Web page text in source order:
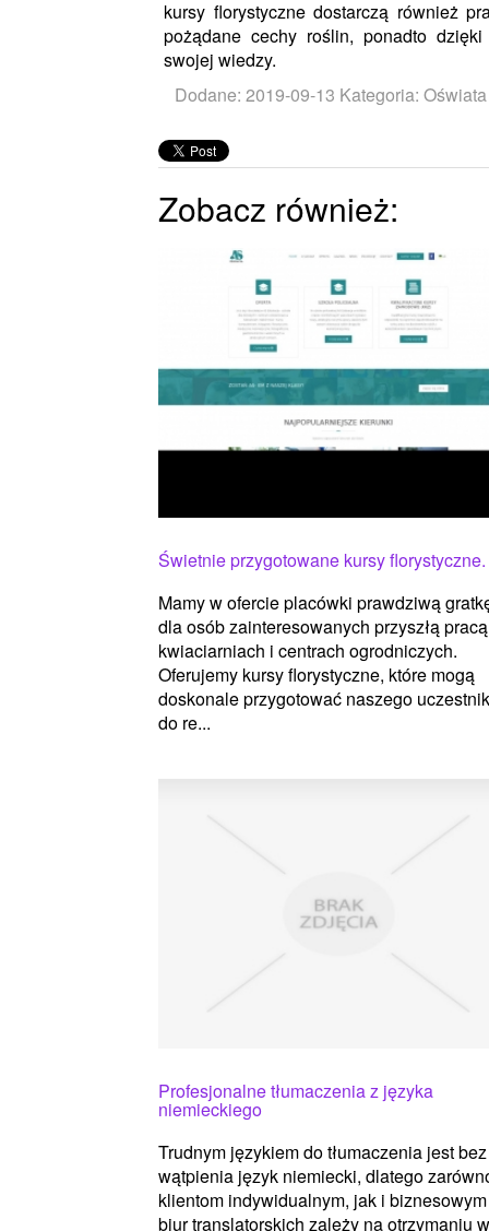
kursy florystyczne dostarczą również
pożądane cechy roślin, ponadto
swojej wiedzy.
Dodane: 2019-09-13 Kategoria:
Zobacz również:
Świetnie przygotowane kursy florystyczne.
Mamy w ofercie placówki prawdziwą
dla osób zainteresowanych przyszłą
kwiaciarniach i centrach ogrodniczych.
Oferujemy kursy florystyczne, które mogą
doskonale przygotować naszego
do re...
Profesjonalne tłumaczenia z języka
niemieckiego
Trudnym językiem do tłumaczenia jest bez
wątpienia język niemiecki, dlatego
klientom indywidualnym, jak i biznesowym
biur translatorskich zależy na otrzymaniu w